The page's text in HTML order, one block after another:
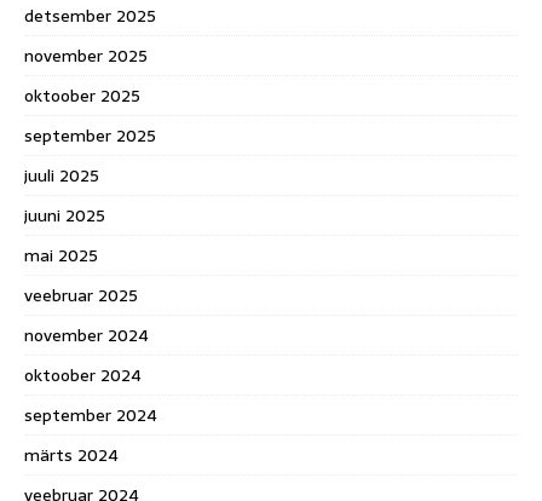
detsember 2025
november 2025
oktoober 2025
september 2025
juuli 2025
juuni 2025
mai 2025
veebruar 2025
november 2024
oktoober 2024
september 2024
märts 2024
veebruar 2024